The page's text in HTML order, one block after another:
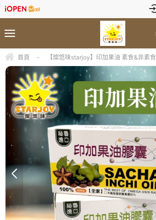
首頁 - 【燦悠味starjoy】印加果油 素食&非素食